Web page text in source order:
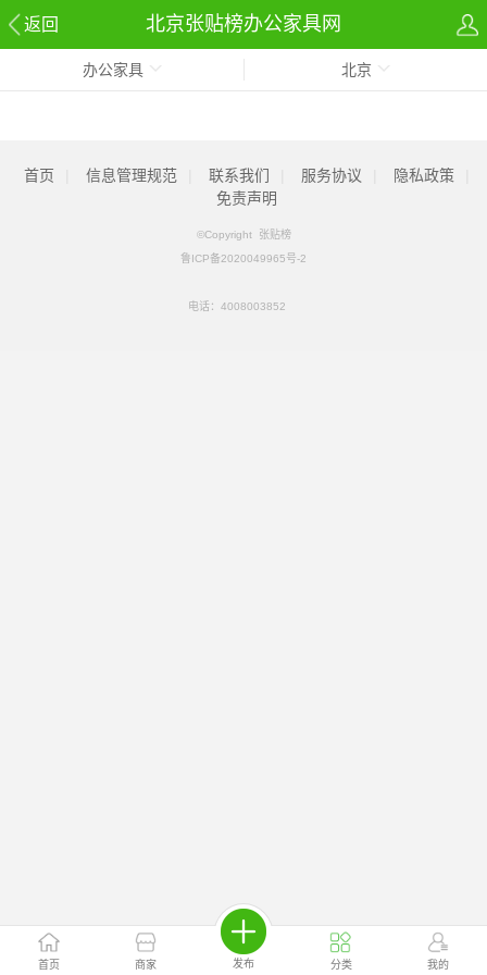
返回 北京张贴榜办公家具网
首页 商家 发布 分类 我的
办公家具 北京
首页 信息管理规范 联系我们 服务协议 隐私政策
免责声明
©Copyright 张贴榜
鲁ICP备2020049965号-2
电话： 4008003852